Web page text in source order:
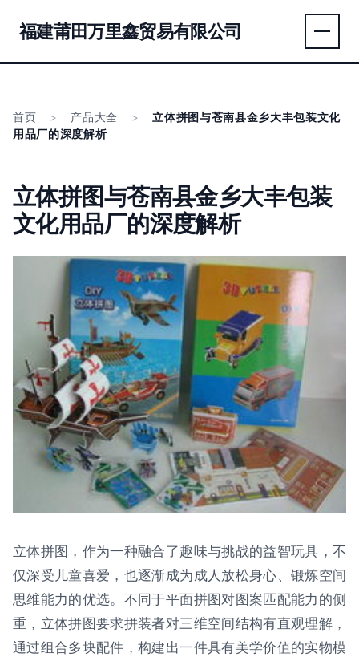
福建莆田万里鑫贸易有限公司
首页 > 产品大全 >
立体拼图与苍南县金乡大丰包装文化
用品厂的深度解析
立体拼图与苍南县金乡大丰包装
文化用品厂的深度解析
立体拼图，作为一种融合了趣味与挑战的益智玩具，不
仅深受儿童喜爱，也逐渐成为成人放松身心、锻炼空间
思维能力的优选。不同于平面拼图对图案匹配能力的侧
重，立体拼图要求拼装者对三维空间结构有直观理解，
通过组合多块配件，构建出一件具有美学价值的实物模